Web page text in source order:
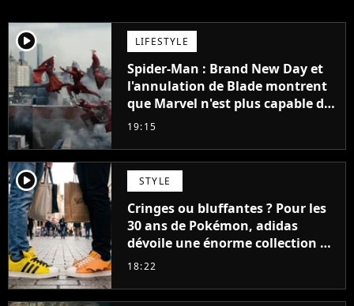
player2 LIFESTYLE
Spider-Man : Brand New Day et
l'annulation de Blade montrent
que Marvel n'est plus capable de
faire quoi que ce soit de simple
19:15
player2 STYLE
Cringes ou bluffantes ? Pour les
30 ans de Pokémon, adidas
dévoile une énorme collection de
sneakers et je ne sais pas quoi en
18:22